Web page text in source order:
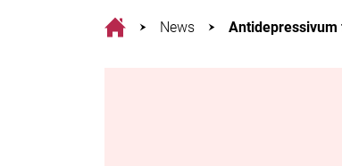
HomeNews Antidepressivum